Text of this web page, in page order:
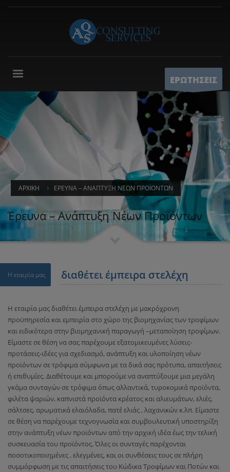
ΕΡΩΤΗΣΕΙΣ
ΑΡΧΙΚΉ ΈΡΕΥΝΑ – ΑΝΆΠΤΥΞΗ ΝΈΩΝ ΠΡΟΪΌΝΤΩΝ
Έρευνα – Ανάπτυξη Νέων Προϊόντων
Η εταιρία μας διαθέτει έμπειρα στελέχη
Η εταιρία μας διαθέτει έμπειρα στελέχη με μακρόχρονη
προϋπηρεσία και εμπειρία στο χώρο της βιομηχανίας των τροφίμων
και ειδικότερα στην βιομηχανική παραγωγή –μεταποίηση τροφίμων.
Είμαστε σε θέση να σας παρέχουμε εξατομικευμένες λύσεις-
προτάσεις-ιδέες για σχεδιασμό, ανάπτυξη και υλοποίηση νέων
προϊόντων σε τρόφιμα σύμφωνα με τα δικά σας πρότυπα, απαιτήσεις
ή επιθυμίες. Διαθέτουμε και μπορούμε να αναπτύξουμε μια μεγάλη
γκάμα συνταγών σε τρόφιμα όπως αλλαντικά, τυροκομικά προϊόντα,
φιλέτα ψαριών, καπνιστά προϊόντα κρέατος και αλιευμάτων, ελιές,
σάλτσες, αρωματικά ελαιόλαδα, πατέ ελιάς , λαχανικών κ.λπ. Είμαστε
σε θέση να παρέχουμε τεχνογνωσία και συμβουλευτική υποστηρίξη
στην ανάπτυξη νέων προϊόντων από την αρχική ιδέα έως την τελική
συσκευασία του προϊόντος. Όλες οι συνταγές παρέχονται
ποσοτικοποιημένες , ελεγμένες, και οι συνθέσεις τους σε πλήρη
συμμόρφωση με τις απαιτήσεις του Κώδικα Τροφίμων και Ποτών και